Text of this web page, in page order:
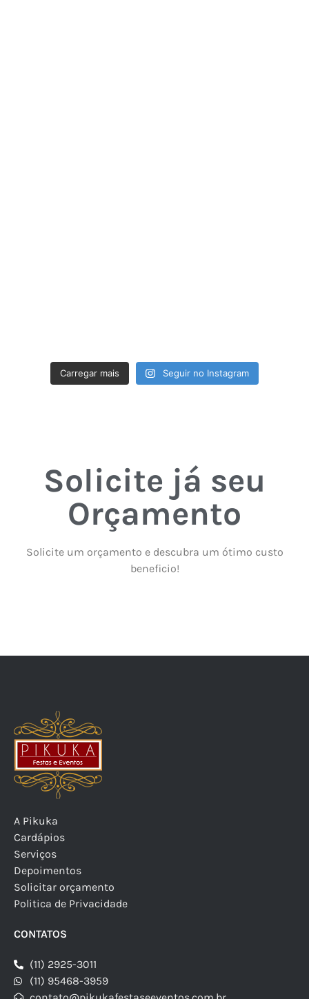
Carregar mais Seguir no Instagram
Solicite já seu
Orçamento
Solicite um orçamento e descubra um ótimo custo
beneficio!
A Pikuka
Cardápios
Serviços
Depoimentos
Solicitar orçamento
Politica de Privacidade
CONTATOS
(11) 2925-3011
(11) 95468-3959